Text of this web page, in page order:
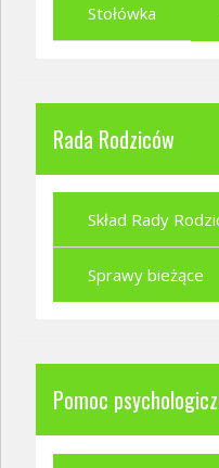
Stołówka
Rada Rodziców
Skład Rady
Sprawy bieżące
Pomoc